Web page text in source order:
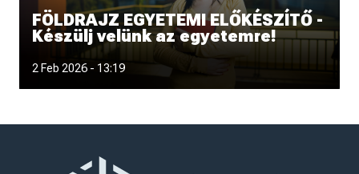
FÖLDRAJZ EGYETEMI ELŐKÉSZÍTŐ -
Készülj velünk az egyetemre!
Szeretnél magabiztosabban belevágni a földrajz egyetemi
2 Feb 2026 - 13:19